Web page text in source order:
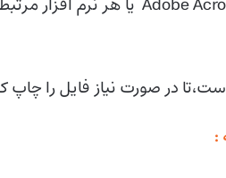
در صورت نیاز فایل را چاپ
: